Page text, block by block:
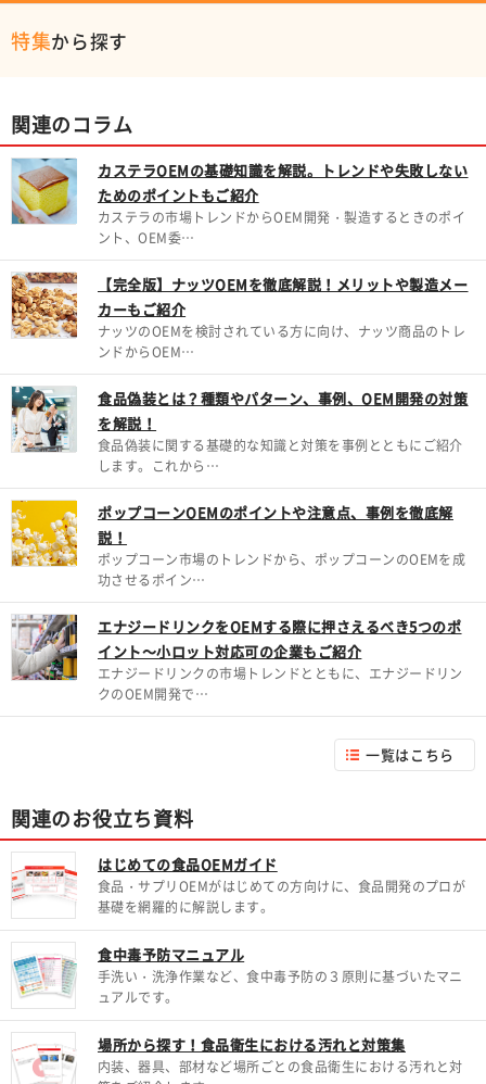
特集から探す
関連のコラム
カステラOEMの基礎知識を解説。トレンドや失敗しない
ためのポイントもご紹介
カステラの市場トレンドからOEM開発・製造するときのポイ
ント、OEM委…
【完全版】ナッツOEMを徹底解説！メリットや製造メー
カーもご紹介
ナッツのOEMを検討されている方に向け、ナッツ商品のトレ
ンドからOEM…
食品偽装とは？種類やパターン、事例、OEM開発の対策
を解説！
食品偽装に関する基礎的な知識と対策を事例とともにご紹介
します。これから…
ポップコーンOEMのポイントや注意点、事例を徹底解
説！
ポップコーン市場のトレンドから、ポップコーンのOEMを成
功させるポイン…
エナジードリンクをOEMする際に押さえるべき5つのポ
イント～小ロット対応可の企業もご紹介
エナジードリンクの市場トレンドとともに、エナジードリン
クのOEM開発で…
一覧はこちら
関連のお役立ち資料
はじめての食品OEMガイド
食品・サプリOEMがはじめての方向けに、食品開発のプロが
基礎を網羅的に解説します。
食中毒予防マニュアル
手洗い・洗浄作業など、食中毒予防の３原則に基づいたマニ
ュアルです。
場所から探す！食品衛生における汚れと対策集
内装、器具、部材など場所ごとの食品衛生における汚れと対